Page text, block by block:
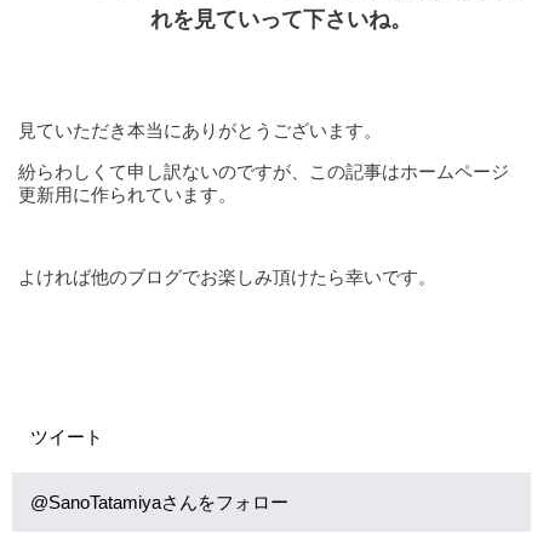
れを見ていって下さいね。
見ていただき本当にありがとうございます。
紛らわしくて申し訳ないのですが、この記事はホームページ
更新用に作られています。
よければ他のブログでお楽しみ頂けたら幸いです。
ツイート
@SanoTatamiyaさんをフォロー